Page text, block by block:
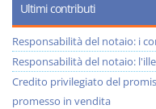
Ultimi contributi
Responsabilità del notaio: i
Responsabilità del notaio:
Credito privilegiato del
promesso in vendita